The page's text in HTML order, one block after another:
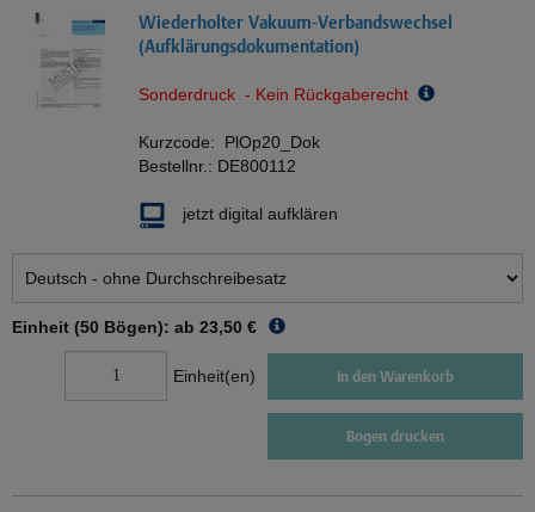
Wiederholter Vakuum-Verbandswechsel
(Aufklärungsdokumentation)
Sonderdruck - Kein Rückgaberecht
Kurzcode: PlOp20_Dok
Bestellnr.: DE800112
jetzt digital aufklären
Einheit (50 Bögen): ab 23,50 €
Einheit(en) In den Warenkorb
Bogen drucken